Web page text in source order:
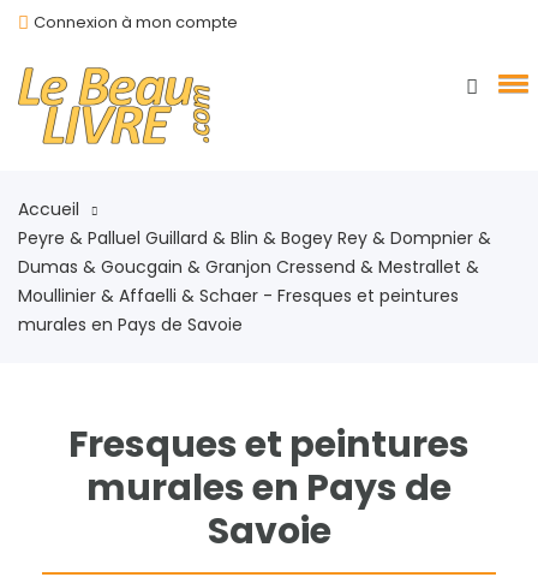
Connexion à mon compte
Accueil
Peyre & Palluel Guillard & Blin & Bogey Rey & Dompnier &
Dumas & Goucgain & Granjon Cressend & Mestrallet &
Moullinier & Affaelli & Schaer - Fresques et peintures
murales en Pays de Savoie
Fresques et peintures
murales en Pays de
Savoie